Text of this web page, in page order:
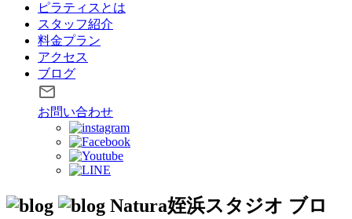
ピラティスとは
スタッフ紹介
料金プラン
アクセス
ブログ
お問い合わせ
Natura姪浜スタジオ ブロ